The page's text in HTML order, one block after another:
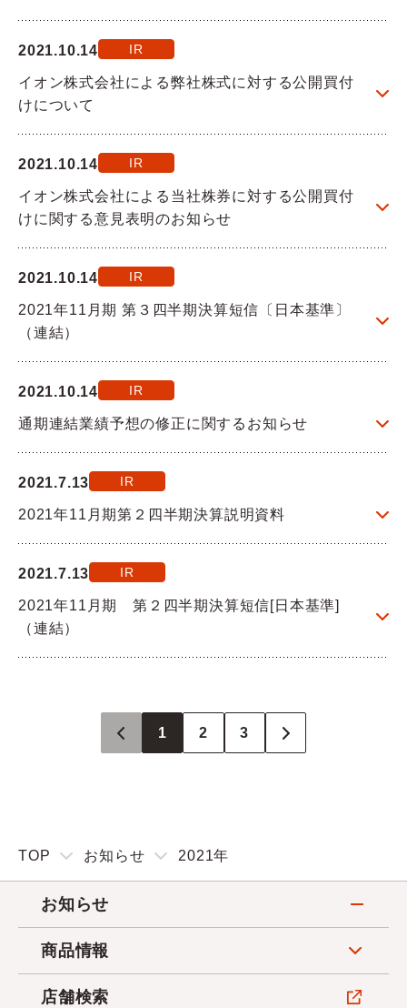
するお知らせ
2021.10.14
IR
イオン株式会社による弊社株式に対する公開買付
けについて
2021.10.14 IR
イオン株式会社による当社株券に対する公開買付
けに関する意見表明のお知らせ
2021.10.14 IR
2021年11月期 第３四半期決算短信〔日本基準〕
（連結）
2021.10.14 IR
通期連結業績予想の修正に関するお知らせ
2021.7.13 IR
2021年11月期第２四半期決算説明資料
2021.7.13 IR
2021年11月期 第２四半期決算短信[日本基準]
（連結）
1 2 3
TOP お知らせ 2021年
お知らせ
商品情報
店舗検索